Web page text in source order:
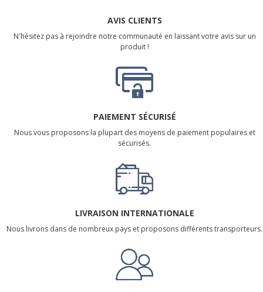
AVIS CLIENTS
N'hésitez pas à rejoindre notre communauté en laissant votre avis sur un
produit !
PAIEMENT SÉCURISÉ
Nous vous proposons la plupart des moyens de paiement populaires et
sécurisés.
LIVRAISON INTERNATIONALE
Nous livrons dans de nombreux pays et proposons différents transporteurs.